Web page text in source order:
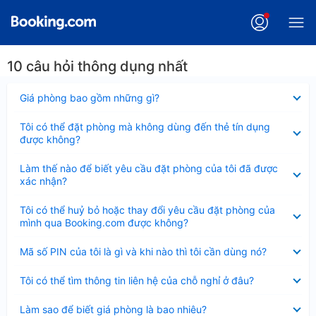
10 câu hỏi thông dụng nhất
Giá phòng bao gồm những gì?
thu
Tôi có thể đặt phòng mà không dùng đến thẻ tín dụng
được không?
thu
gọn
Làm thế nào để biết yêu cầu đặt phòng của tôi đã được
xác nhận?
thu
gọn
Tôi có thể huỷ bỏ hoặc thay đổi yêu cầu đặt phòng của
mình qua Booking.com được không?
thu
gọn
Mã số PIN của tôi là gì và khi nào thì tôi cần dùng nó?
thu
Tôi có thể tìm thông tin liên hệ của chỗ nghỉ ở đâu?
thu
Làm sao để biết giá phòng là bao nhiêu?
thu